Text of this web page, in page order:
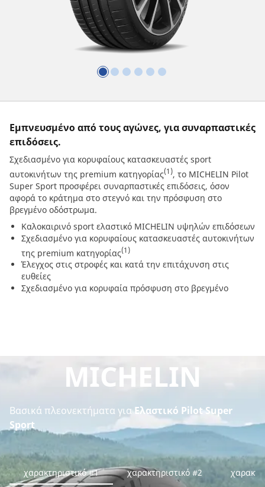
Εμπνευσμένο από τους αγώνες, για συναρπαστικές
επιδόσεις.
Σχεδιασμένο για κορυφαίους κατασκευαστές sport
αυτοκινήτων της premium κατηγορίας(1), το MICHELIN Pilot
Super Sport προσφέρει συναρπαστικές επιδόσεις, όσον
αφορά το κράτημα στο στεγνό και την πρόσφυση στο
βρεγμένο οδόστρωμα.
Καλοκαιρινό sport ελαστικό MICHELIN υψηλών επιδόσεων
Σχεδιασμένο για κορυφαίους κατασκευαστές αυτοκινήτων
της premium κατηγορίας(1)
Έλεγχος στις στροφές και κατά την επιτάχυνση στις
ευθείες
Σχεδιασμένο για κορυφαία πρόσφυση στο βρεγμένο
MICHELIN
Βασικά πλεονεκτήματα γιαΕλαστικό Pilot Super
Sport
χαρακτηριστικό #1 χαρακτηριστικό #2